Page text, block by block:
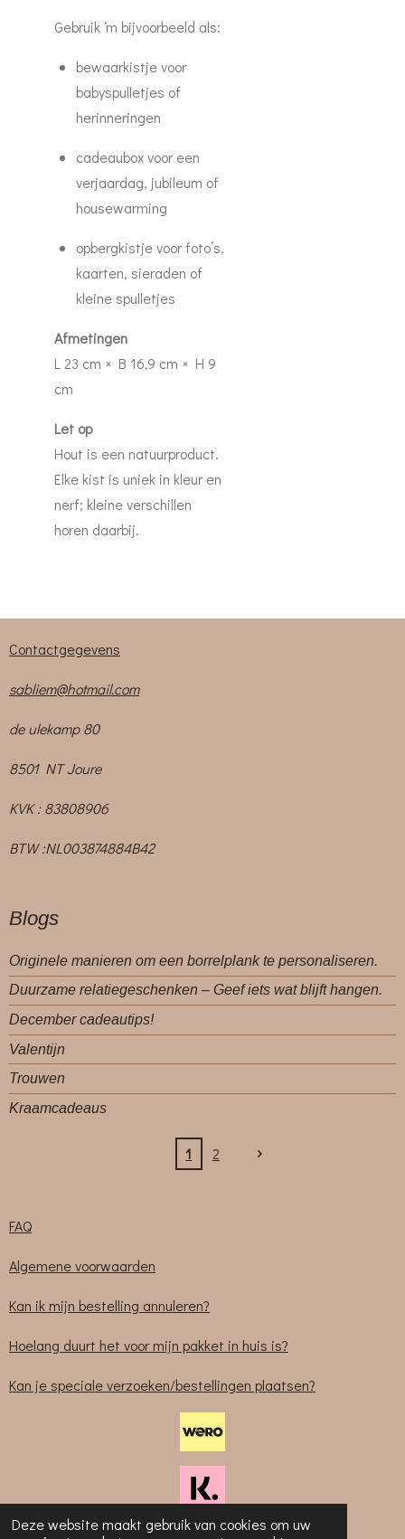
Deze website maakt gebruik van cookies om uw
Gebruik ‘m bijvoorbeeld als:
bewaarkistje voor
babyspulletjes of
herinneringen
cadeaubox voor een
verjaardag, jubileum of
housewarming
opbergkistje voor foto’s,
kaarten, sieraden of
kleine spulletjes
Afmetingen
L 23 cm × B 16,9 cm × H 9
cm
Let op
Hout is een natuurproduct.
Elke kist is uniek in kleur en
nerf; kleine verschillen
horen daarbij.
Contactgegevens
sabliem@hotmail.com
de ulekamp 80
8501 NT Joure
KVK : 83808906
BTW :NL003874884B42
Blogs
Originele manieren om een borrelplank te personaliseren.
Duurzame relatiegeschenken – Geef iets wat blijft hangen.
December cadeautips!
Valentijn
Trouwen
Kraamcadeaus
1 2
FAQ
Algemene voorwaarden
Kan ik mijn bestelling annuleren?
Hoelang duurt het voor mijn pakket in huis is?
Kan je speciale verzoeken/bestellingen plaatsen?